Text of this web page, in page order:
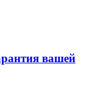
вашей